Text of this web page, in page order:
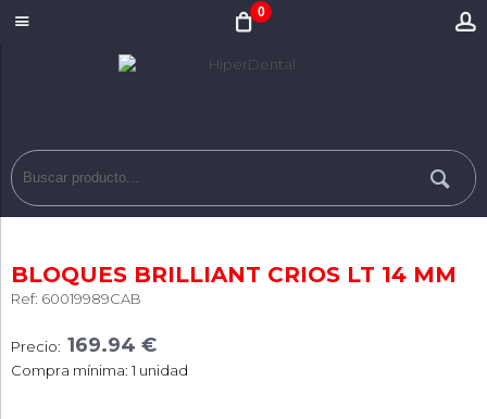
0
BLOQUES BRILLIANT CRIOS LT 14 MM
Ref: 60019989CAB
Precio: 169.94 €
Compra mínima: 1 unidad